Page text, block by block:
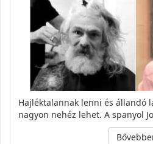
Hajléktalannak lenni és állandó
nagyon nehéz lehet. A spanyol